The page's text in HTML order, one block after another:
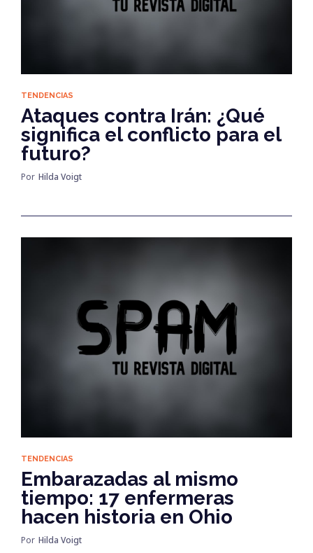
TENDENCIAS
Ataques contra Irán: ¿Qué
significa el conflicto para el
futuro?
Por Hilda Voigt
TENDENCIAS
Embarazadas al mismo
tiempo: 17 enfermeras
hacen historia en Ohio
Por Hilda Voigt